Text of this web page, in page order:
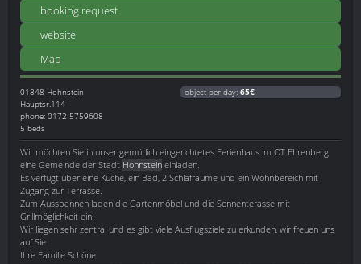
booking request
website
Map
01848 Hohnstein
Hauptsr.114
phone: 0172 5759608
5 beds
object per day: 65€
Wir möchten Sie in unser gemütlich eingerichtetes Ferienhaus im OT Ehrenberg
eine Gemeinde der Stadt Hohnstein einladen.
Es verfügt über eine Küche, ein Bad, 2 Schlafräume und ein Wohnbereich mit
Zugang zur Terrasse.
Zum Ausspannen laden die Gartenmöbel und die Sonnenterasse mit
Grillmöglichkeit ein.
Wir liegen sehr zentral und es gibt viele Ausflugsziele zu erkunden, wir freuen uns
auf Sie
Ihre Familie Schöne